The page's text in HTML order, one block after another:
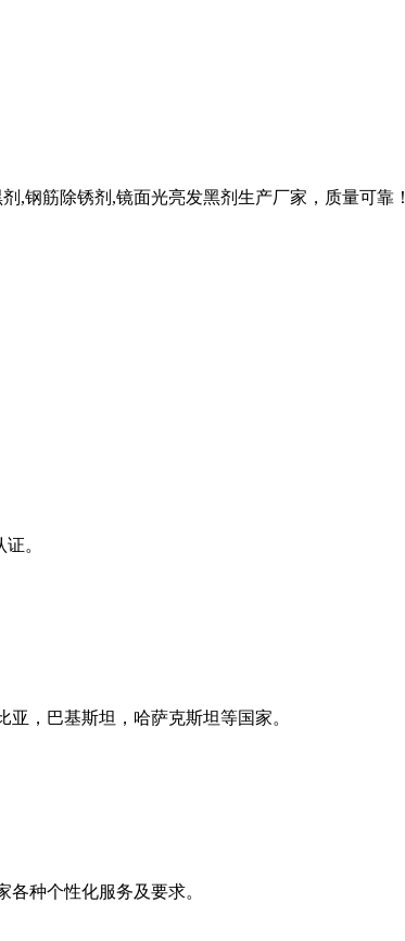
,钢筋除锈剂,镜面光亮发黑剂生产厂家，质量可靠！
。
，巴基斯坦，哈萨克斯坦等国家。
种个性化服务及要求。